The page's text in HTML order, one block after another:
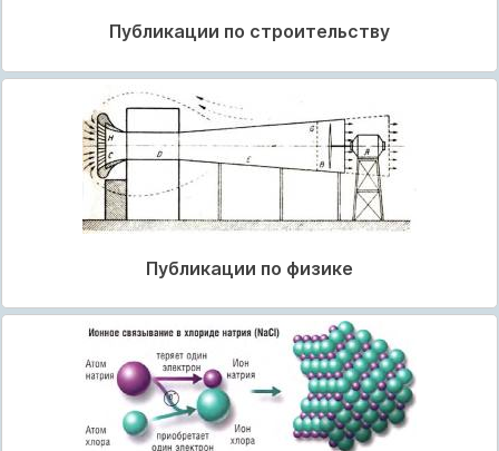
Публикации по строительству
Публикации по физике